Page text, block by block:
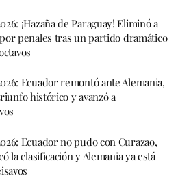
¡Hazaña de Paraguay! Eliminó a
penales tras un partido dramático
Ecuador remontó ante Alemania,
histórico y avanzó a
Ecuador no pudo con Curazao,
la clasificación y Alemania ya está